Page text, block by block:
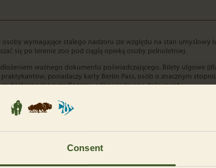
Consent
osoby wymagające stałego nadzoru (ze względu na stan umysłowy
się po terenie zoo pod ciągłą opieką osoby pełnoletniej.
ważnego dokumentu poświadczającego. Bilety ulgowe
posiadaczy karty Berlin Pass, osób o znacznym
są dostępne (po przedłożeniu odpowiedniego dokumentu
specjalnie oznakowanych punktach serwisowych przy wejściach.
znacznym stopniem niepełnosprawności z adnotacją B w
wejścia na teren zoo.
ważnej karty Berlin Pass od poniedziałku do piątku, wyłączone są
wolne od pracy.